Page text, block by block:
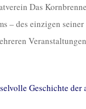
Das
– des einzigen